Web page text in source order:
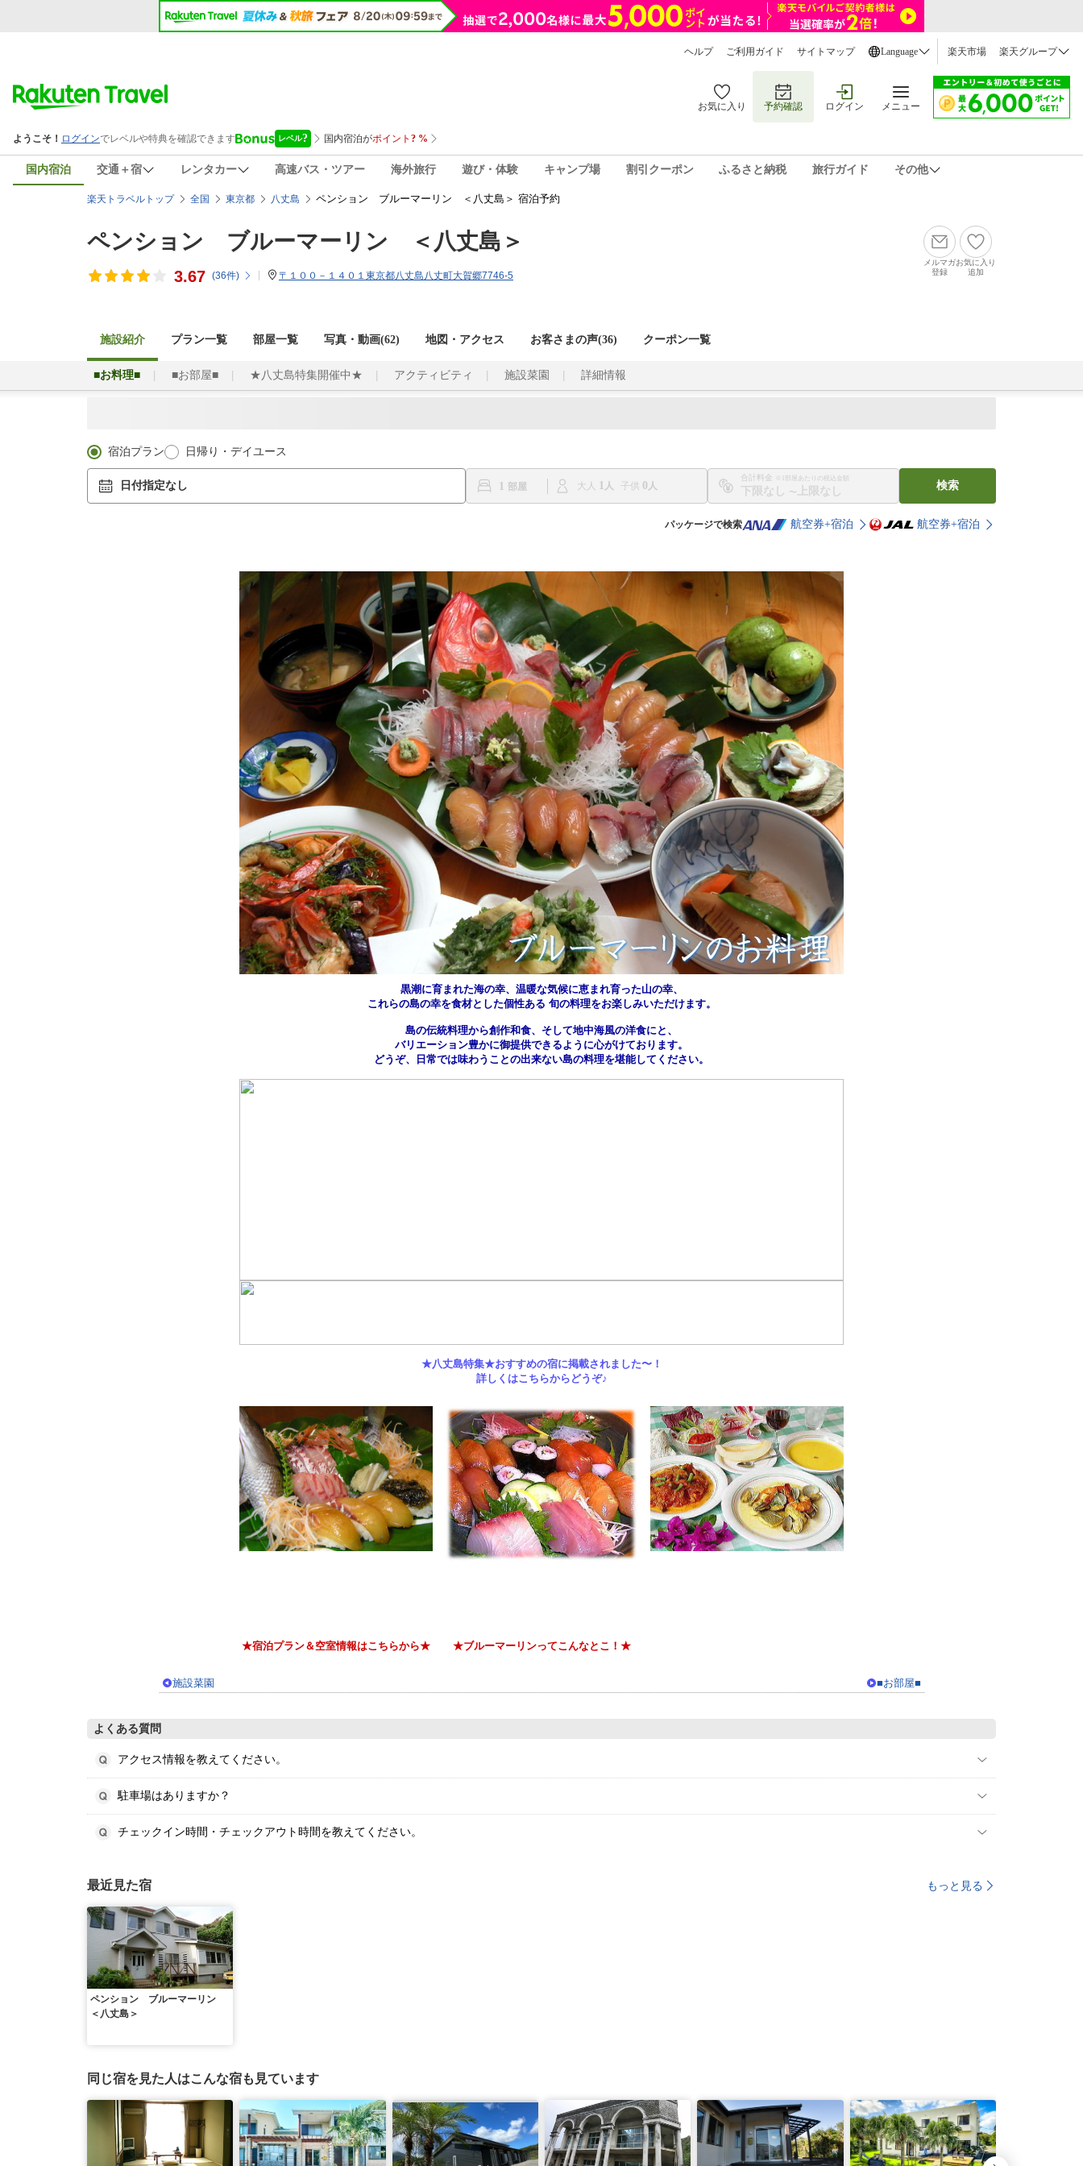
ヘルプ ご利用ガイド サイトマップ Language 楽天市場 楽天グループ
お気に入り 予約確認 ログイン メニュー
国内宿泊 交通＋宿 レンタカー 高速バス・ツアー 海外旅行 遊び・体験 キャンプ場 割引クーポン ふるさと納税 旅行ガイド その他
楽天トラベルトップ 全国 東京都 八丈島 ペンション ブルーマーリン ＜八丈島＞ 宿泊予約
ペンション ブルーマーリン ＜八丈島＞
3.67 (36件) 〒１００－１４０１東京都八丈島八丈町大賀郷7746-5
メルマガ
登録
お気に入り
追加
施設紹介 プラン一覧 部屋一覧 写真・動画(62) 地図・アクセス お客さまの声(36) クーポン一覧
■お料理■ ■お部屋■ ★八丈島特集開催中★ アクティビティ 施設菜園 詳細情報
宿泊プラン 日帰り・デイユース
日付指定なし 1 大人 1 子供 0
合計料金 ※1部屋あたりの税込金額
〜
検索
パッケージで検索 航空券+宿泊 航空券+宿泊
黒潮に育まれた海の幸、温暖な気候に恵まれ育った山の幸、
これらの島の幸を食材とした個性ある 旬の料理をお楽しみいただけます。
島の伝統料理から創作和食、そして地中海風の洋食にと、
バリエーション豊かに御提供できるように心がけております。
どうぞ、日常では味わうことの出来ない島の料理を堪能してください。
★八丈島特集★おすすめの宿に掲載されました〜！
詳しくはこちらからどうぞ♪
★宿泊プラン＆空室情報はこちらから★ ★ブルーマーリンってこんなとこ！★
施設菜園 ■お部屋■
よくある質問
アクセス情報を教えてください。
駐車場はありますか？
チェックイン時間・チェックアウト時間を教えてください。
最近見た宿 もっと見る
ペンション ブルーマーリン
＜八丈島＞
同じ宿を見た人はこんな宿も見ています